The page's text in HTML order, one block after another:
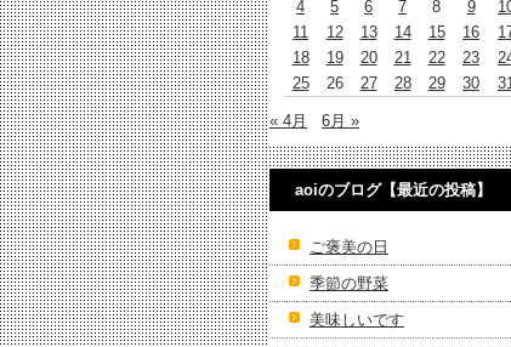
4
5 6 7 8 9
11
12 13 14 15 16
18
19 20 21 22 23
25
26 27 28 29 30
« 4月 6月 »
aoiのブログ【最近の投稿】
ご褒美の日
季節の野菜
美味しいです